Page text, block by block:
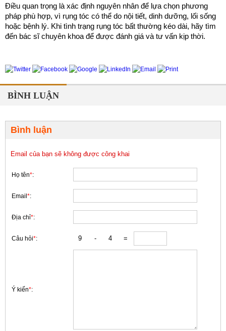
Điều quan trọng là xác định nguyên nhân để lựa chọn phương
pháp phù hợp, vì rụng tóc có thể do nội tiết, dinh dưỡng, lối sống
hoặc bệnh lý. Khi tình trạng rụng tóc bất thường kéo dài, hãy tìm
đến bác sĩ chuyên khoa để được đánh giá và tư vấn kịp thời.
BÌNH LUẬN
Bình luận
Email của bạn sẽ không được công khai
Họ tên*:
Email *:
Địa chỉ*:
Câu hỏi*:
Ý kiến*: